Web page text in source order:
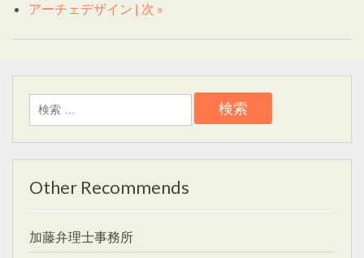
アーチェデザイン | 次 »
検
索:
Other Recommends
加藤弁理士事務所